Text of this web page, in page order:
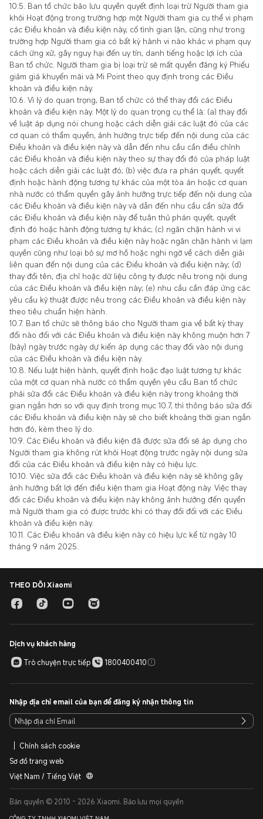
10.5. Ban tổ chức bảo lưu quyền quyết định loại trừ Người tham gia
khỏi Hoạt động trong trường hợp một Người tham gia cụ thể vi phạm
các Điều khoản và điều kiện này, cố tình gian lận, cũng như trong
trường hợp Người tham gia có bất kỳ hành vi nào khác vi phạm quy
cách ứng xử, gây nguy hại đến uy tín, danh tiếng hoặc lợi ích của
Ban tổ chức. Người tham gia bị loại trừ sẽ mất quyền đăng ký Phiếu
giảm giá khuyến mãi và Mi Point theo quy định trong các Điều
khoản và điều kiện này.
10.6. Vì lý do quan trọng, Ban tổ chức có thể thay đổi các Điều
khoản và điều kiện này. Một lý do quan trọng cụ thể là: (a) thay đổi
về luật áp dụng nói chung hoặc cách diễn giải các luật đó của các
cơ quan có thẩm quyền, ảnh hưởng trực tiếp đến nội dung của các
Điều khoản và điều kiện này và dẫn đến nhu cầu cần điều chỉnh
các Điều khoản và điều kiện này theo sự thay đổi đó của pháp luật
hoặc cách diễn giải các luật đó; (b) việc đưa ra phán quyết, quyết
định hoặc hành động tương tự khác của một tòa án hoặc cơ quan
nhà nước có thẩm quyền gây ảnh hưởng trực tiếp đến nội dung của
các Điều khoản và điều kiện này và dẫn đến nhu cầu cần sửa đổi
các Điều khoản và điều kiện này để tuân thủ phán quyết, quyết
định đó hoặc hành động tương tự khác; (c) ngăn chặn hành vi vi
phạm các Điều khoản và điều kiện này hoặc ngăn chặn hành vi lạm
quyền cũng như loại bỏ sự mơ hồ hoặc nghi ngờ về cách diễn giải
liên quan đến nội dung của các Điều khoản và điều kiện này; (d)
thay đổi tên, địa chỉ hoặc dữ liệu công ty được nêu trong nội dung
của các Điều khoản và điều kiện này; (e) nhu cầu cần đáp ứng các
yêu cầu kỹ thuật được nêu trong các Điều khoản và điều kiện này
theo tiêu chuẩn hiện hành.
10.7. Ban tổ chức sẽ thông báo cho Người tham gia về bất kỳ thay
đổi nào đối với các Điều khoản và điều kiện này không muộn hơn 7
(bảy) ngày trước ngày dự kiến áp dụng các thay đổi vào nội dung
của các Điều khoản và điều kiện này.
10.8. Nếu luật hiện hành, quyết định hoặc đạo luật tương tự khác
của một cơ quan nhà nước có thẩm quyền yêu cầu Ban tổ chức
phải sửa đổi các Điều khoản và điều kiện này trong khoảng thời
gian ngắn hơn so với quy định trong mục 10.7, thì thông báo sửa đổi
các Điều khoản và điều kiện này sẽ cho biết khoảng thời gian ngắn
hơn đó, kèm theo lý do.
10.9. Các Điều khoản và điều kiện đã được sửa đổi sẽ áp dụng cho
Người tham gia không rút khỏi Hoạt động trước ngày nội dung sửa
đổi của các Điều khoản và điều kiện này có hiệu lực.
10.10. Việc sửa đổi các Điều khoản và điều kiện này sẽ không gây
ảnh hưởng bất lợi đến điều kiện tham gia Hoạt động này. Việc thay
đổi các Điều khoản và điều kiện này không ảnh hưởng đến quyền
mà Người tham gia có được trước khi có thay đổi đối với các Điều
khoản và điều kiện này.
10.11. Các Điều khoản và điều kiện này có hiệu lực kể từ ngày 10
tháng 9 năm 2025.
THEO DÕI Xiaomi
Dịch vụ khách hàng
Trò chuyện trực tiếp
1800400410
Nhập địa chỉ email của bạn để đăng ký nhận thông tin
Chính sách cookie
Sơ đồ trang web
Việt Nam / Tiếng Việt
Bản quyền © 2010 - 2026 Xiaomi. Bảo lưu mọi quyền